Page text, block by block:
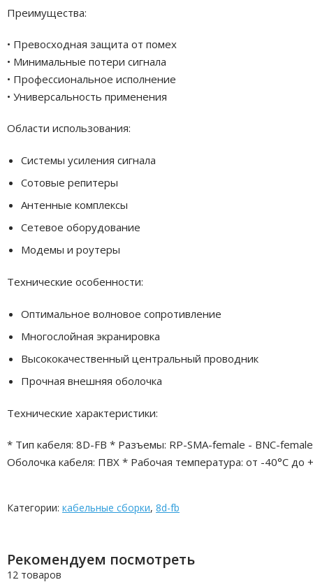
Преимущества:
• Превосходная защита от помех
• Минимальные потери сигнала
• Профессиональное исполнение
• Универсальность применения
Области использования:
Системы усиления сигнала
Сотовые репитеры
Антенные комплексы
Сетевое оборудование
Модемы и роутеры
Технические особенности:
Оптимальное волновое сопротивление
Многослойная экранировка
Высококачественный центральный проводник
Прочная внешняя оболочка
Технические характеристики:
* Тип кабеля: 8D-FB * Разъемы: RP-SMA-female - BNC-
Оболочка кабеля: ПВХ * Рабочая температура: от -40°C до
Категории: кабельные сборки, 8d-fb
Рекомендуем посмотреть
12 товаров